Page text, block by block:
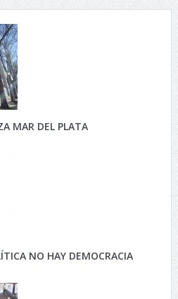
MAR DEL PLATA
NO HAY DEMOCRACIA